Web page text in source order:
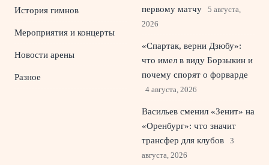
История гимнов
Мероприятия и концерты
Новости арены
Разное
первому матчу
5 августа,
2026
«Спартак, верни Дзюбу»:
что имел в виду Борзыкин и
почему спорят о форварде
4 августа, 2026
Васильев сменил «Зенит» на
«Оренбург»: что значит
трансфер для клубов
3
августа, 2026